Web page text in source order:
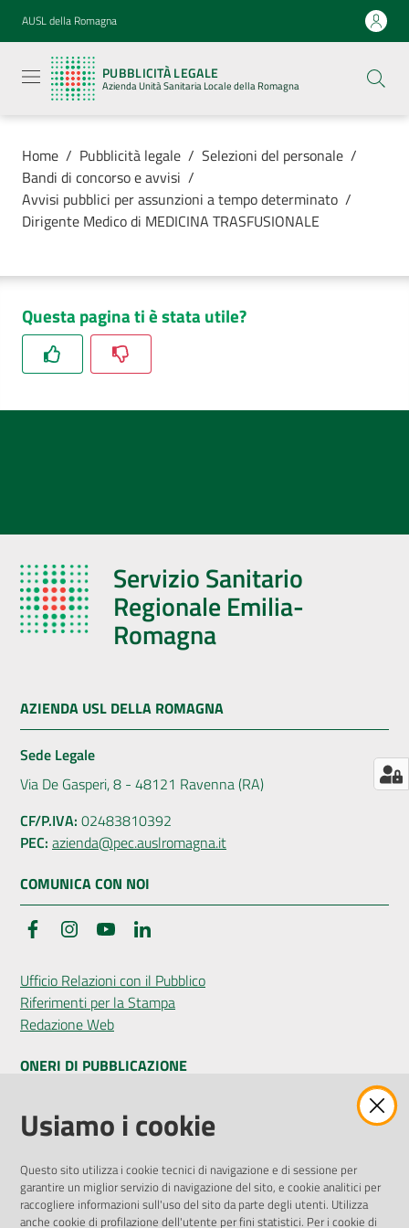
Vai al contenuto
Vai alla navigazione
Vai al footer
AUSL della Romagna
PUBBLICITÀ LEGALE
Azienda Unità Sanitaria Locale della Romagna
legale
Azienda
Unità
Locale della
Luoghi di
cura
Home / Pubblicità legale / Selezioni del personale /
Bandi di concorso e avvisi /
Avvisi pubblici per assunzioni a tempo determinato /
Dirigente Medico di MEDICINA TRASFUSIONALE
Questa pagina ti è stata utile?
Servizio Sanitario
Regionale Emilia-
Romagna
AZIENDA USL DELLA ROMAGNA
Sede Legale
Via De Gasperi, 8 - 48121 Ravenna (RA)
CF/P.IVA: 02483810392
PEC: azienda@pec.auslromagna.it
COMUNICA CON NOI
FacebookInstagramYouTube
Ufficio Relazioni con il Pubblico
Riferimenti per la Stampa
Redazione Web
ONERI DI PUBBLICAZIONE
Amministrazione Trasparente
Pubblicità legale
Privacy Policy
Attuazione Misure PNRR
Liste di Attesa
Usiamo i cookie
Questo sito utilizza i cookie tecnici di navigazione e di sessione per
garantire un miglior servizio di navigazione del sito, e cookie analitici per
raccogliere informazioni sull'uso del sito da parte degli utenti. Utilizza
anche cookie di profilazione dell'utente per fini statistici. Per i cookie di